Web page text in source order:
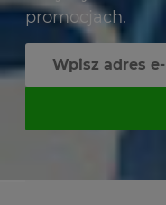
promocjach.